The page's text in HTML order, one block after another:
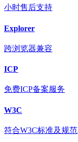
小时售后支持
Explorer
跨浏览器兼容
ICP
免费ICP备案服务
W3C
符合W3C标准及规范